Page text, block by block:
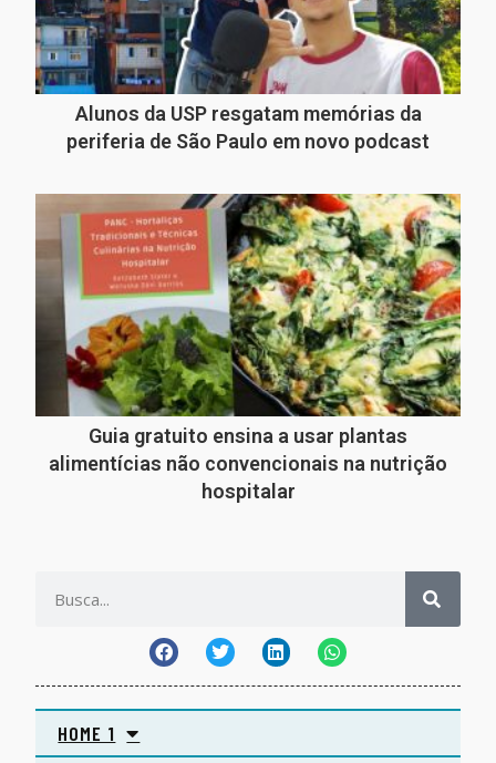
Alunos da USP resgatam memórias da
periferia de São Paulo em novo podcast
Guia gratuito ensina a usar plantas
alimentícias não convencionais na nutrição
hospitalar
HOME 1